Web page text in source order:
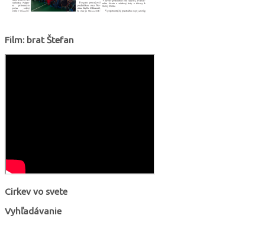
Film: brat Štefan
Cirkev vo svete
Vyhľadávanie